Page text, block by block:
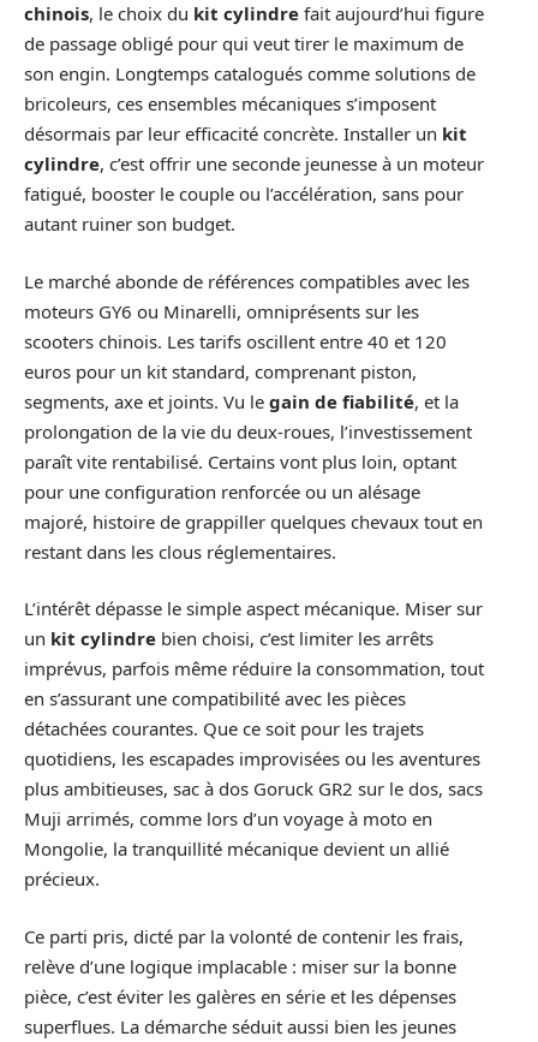
chinois, le choix du kit cylindre fait aujourd’hui figure
de passage obligé pour qui veut tirer le maximum de
son engin. Longtemps catalogués comme solutions de
bricoleurs, ces ensembles mécaniques s’imposent
désormais par leur efficacité concrète. Installer un kit
cylindre, c’est offrir une seconde jeunesse à un moteur
fatigué, booster le couple ou l’accélération, sans pour
autant ruiner son budget.
Le marché abonde de références compatibles avec les
moteurs GY6 ou Minarelli, omniprésents sur les
scooters chinois. Les tarifs oscillent entre 40 et 120
euros pour un kit standard, comprenant piston,
segments, axe et joints. Vu le gain de fiabilité, et la
prolongation de la vie du deux-roues, l’investissement
paraît vite rentabilisé. Certains vont plus loin, optant
pour une configuration renforcée ou un alésage
majoré, histoire de grappiller quelques chevaux tout en
restant dans les clous réglementaires.
L’intérêt dépasse le simple aspect mécanique. Miser sur
un kit cylindre bien choisi, c’est limiter les arrêts
imprévus, parfois même réduire la consommation, tout
en s’assurant une compatibilité avec les pièces
détachées courantes. Que ce soit pour les trajets
quotidiens, les escapades improvisées ou les aventures
plus ambitieuses, sac à dos Goruck GR2 sur le dos, sacs
Muji arrimés, comme lors d’un voyage à moto en
Mongolie, la tranquillité mécanique devient un allié
précieux.
Ce parti pris, dicté par la volonté de contenir les frais,
relève d’une logique implacable : miser sur la bonne
pièce, c’est éviter les galères en série et les dépenses
superflues. La démarche séduit aussi bien les jeunes